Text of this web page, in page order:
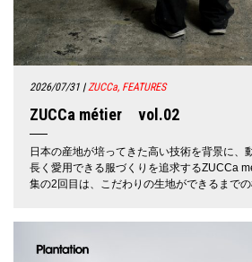
2026/07/31 |ZUCCa, FEATURES
ZUCCa métier vol.02
日本の産地が培ってきた高い技術を背景に、
長く愛用できる服づくりを追求するZUCCa
集の2回目は、こだわりの生地ができるまでの